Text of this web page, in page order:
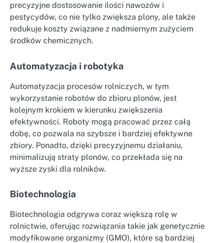
precyzyjne dostosowanie ilości nawozów i
pestycydów, co nie tylko zwiększa plony, ale także
redukuje koszty związane z nadmiernym zużyciem
środków chemicznych.
Automatyzacja i robotyka
Automatyzacja procesów rolniczych, w tym
wykorzystanie robotów do zbioru plonów, jest
kolejnym krokiem w kierunku zwiększenia
efektywności. Roboty mogą pracować przez całą
dobę, co pozwala na szybsze i bardziej efektywne
zbiory. Ponadto, dzięki precyzyjnemu działaniu,
minimalizują straty plonów, co przekłada się na
wyższe zyski dla rolników.
Biotechnologia
Biotechnologia odgrywa coraz większą rolę w
rolnictwie, oferując rozwiązania takie jak genetycznie
modyfikowane organizmy (GMO), które są bardziej